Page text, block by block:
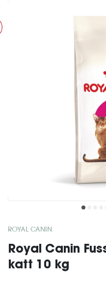
ROYAL CANIN
Royal Canin
katt 10 kg